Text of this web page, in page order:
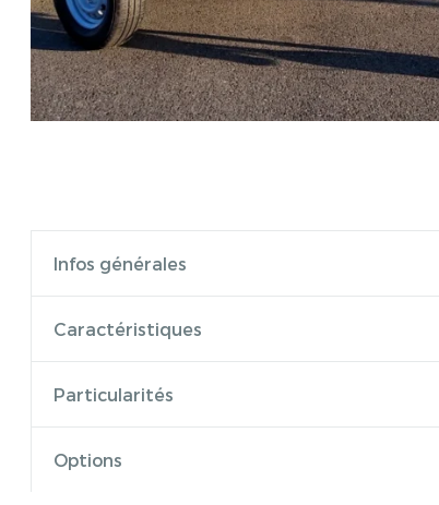
Infos générales
Caractéristiques
Particularités
Options